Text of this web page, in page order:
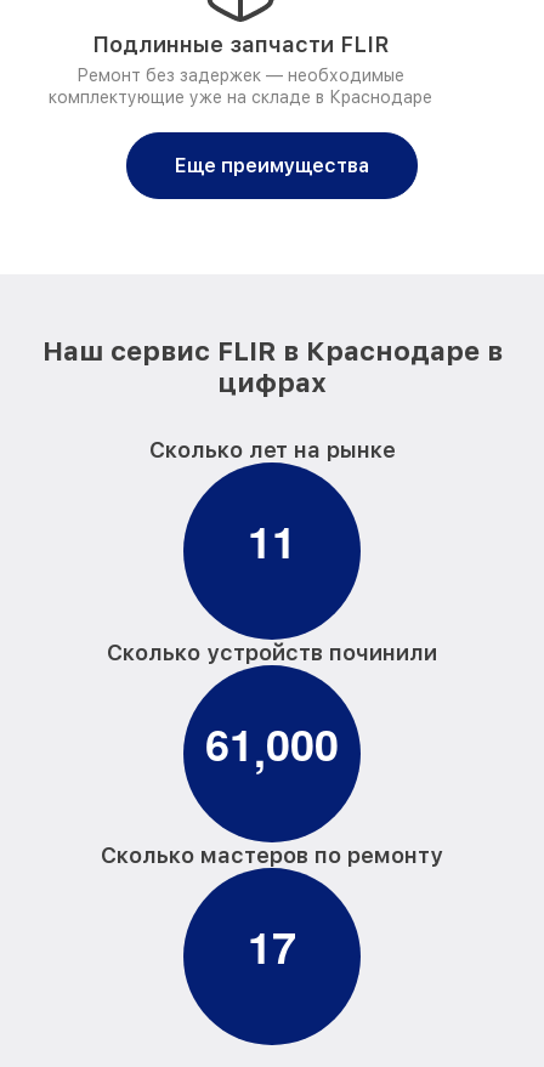
Подлинные запчасти FLIR
Ремонт без задержек — необходимые
комплектующие уже на складе в Краснодаре
Еще преимущества
Наш сервис FLIR в Краснодаре в
цифрах
Сколько лет на рынке
11
Сколько устройств починили
61,000
Сколько мастеров по ремонту
17